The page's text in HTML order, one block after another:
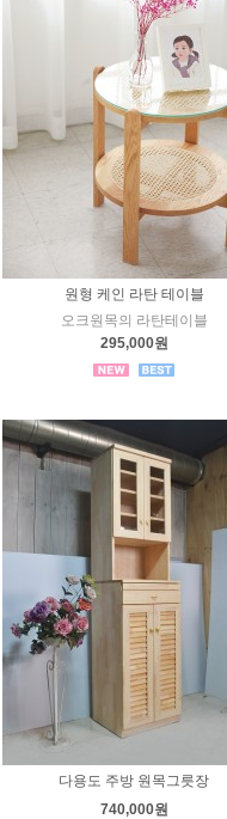
원형 케인 라탄 테이블
오크원목의 라탄테이블
295,000원
다용도 주방 원목그릇장
740,000원